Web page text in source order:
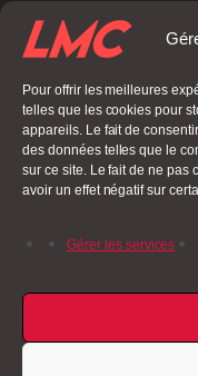
Pour offrir les meilleures
telles que les cookies pour
appareils. Le fait de
des données telles que le
sur ce site. Le fait de ne pas
avoir un effet négatif sur
Gérer les services